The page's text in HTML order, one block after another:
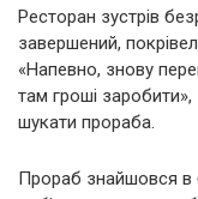
Ресторан зустрів
завершений,
«Напевно, знову
там гроші
шукати прораба.
Прораб знайшовся в